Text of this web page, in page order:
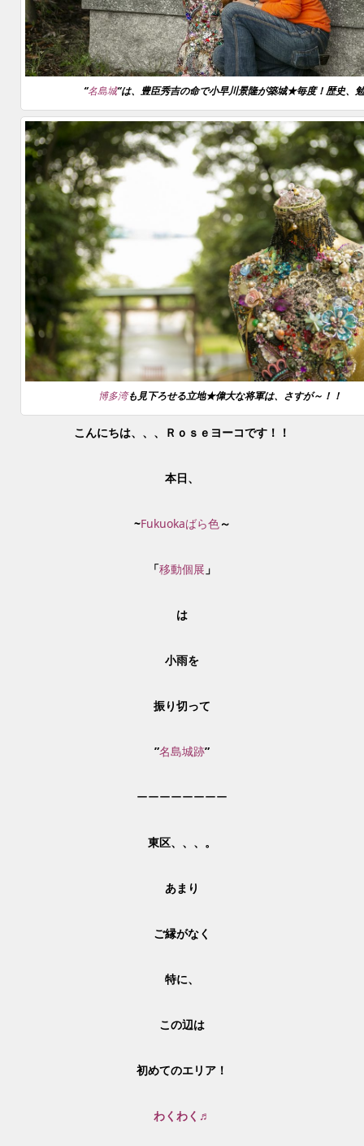
“名島城“は、豊臣秀吉の命で小早川景隆が築城★毎度！歴史、
博多湾も見下ろせる立地★偉大な将軍は、さすが～！！
こんにちは、、、Ｒｏｓｅヨーコです！！
本日、
~Fukuokaばら色～
「移動個展 」
は
小雨を
振り切って
”名島城跡”
ーーーーーーーー
東区、、、。
あまり
ご縁がなく
特に、
この辺は
初めてのエリア！
わくわく♬